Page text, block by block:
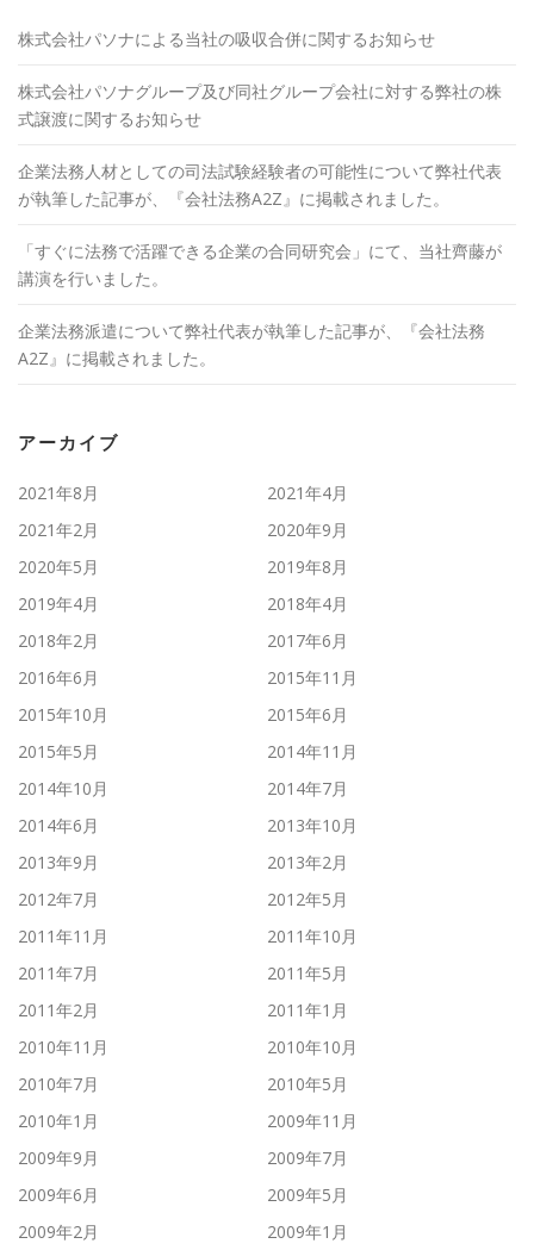
株式会社パソナによる当社の吸収合併に関するお知らせ
株式会社パソナグループ及び同社グループ会社に対する弊社の株
式譲渡に関するお知らせ
企業法務人材としての司法試験経験者の可能性について弊社代表
が執筆した記事が、『会社法務A2Z』に掲載されました。
「すぐに法務で活躍できる企業の合同研究会」にて、当社齊藤が
講演を行いました。
企業法務派遣について弊社代表が執筆した記事が、『会社法務
A2Z』に掲載されました。
アーカイブ
2021年8月
2021年4月
2021年2月
2020年9月
2020年5月
2019年8月
2019年4月
2018年4月
2018年2月
2017年6月
2016年6月
2015年11月
2015年10月
2015年6月
2015年5月
2014年11月
2014年10月
2014年7月
2014年6月
2013年10月
2013年9月
2013年2月
2012年7月
2012年5月
2011年11月
2011年10月
2011年7月
2011年5月
2011年2月
2011年1月
2010年11月
2010年10月
2010年7月
2010年5月
2010年1月
2009年11月
2009年9月
2009年7月
2009年6月
2009年5月
2009年2月
2009年1月